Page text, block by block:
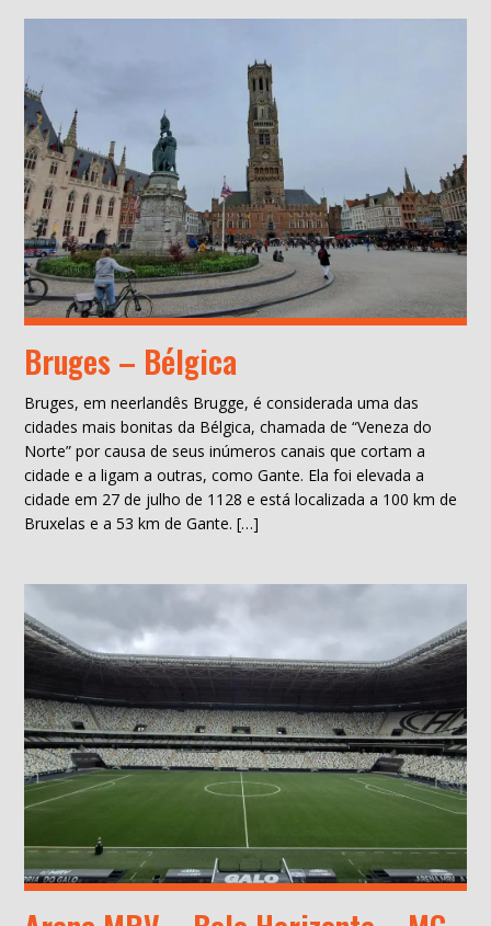
Bruges – Bélgica
Bruges, em neerlandês Brugge, é considerada uma das
cidades mais bonitas da Bélgica, chamada de “Veneza do
Norte” por causa de seus inúmeros canais que cortam a
cidade e a ligam a outras, como Gante. Ela foi elevada a
cidade em 27 de julho de 1128 e está localizada a 100 km de
Bruxelas e a 53 km de Gante. […]